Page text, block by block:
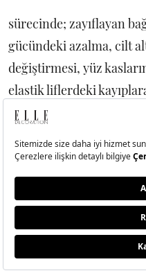
sürecinde; zayıflayan
gücündeki azalma, cilt
değiştirmesi, yüz
elastik liflerdeki
sarkmalar ve
uygulamaları, cerrahi
geliştirildi.
Fransa’da
Askı Tekniği; kopma
özelliğine sahip,